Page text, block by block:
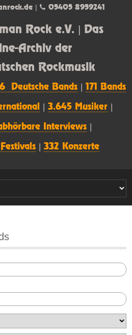
Rock e.V. | Das
Archiv der
Rockmusik
Deutsche Bands |171 Bands
|3.645 Musiker
Interviews
|332 Konzerte
| 05405 8959241